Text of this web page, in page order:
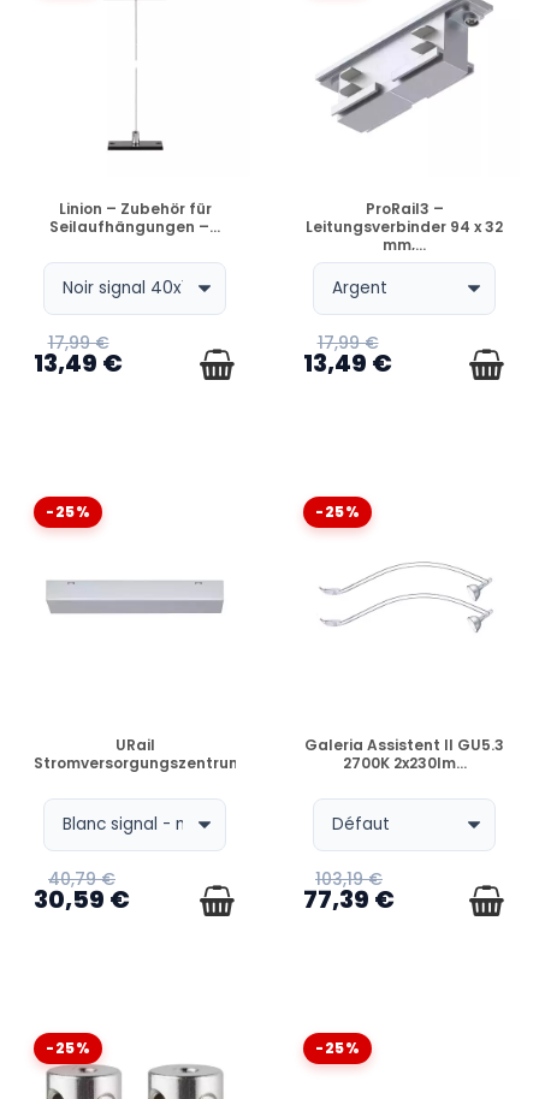
VERFÜGBAR
Linion – Zubehör für
Seilaufhängungen –...
17,99 €
13,49 €
VERFÜGBAR
ProRail3 –
Leitungsverbinder 94 x 32
mm,...
17,99 €
13,49 €
-25%
VERFÜGBAR
URail
Stromversorgungszentrum
40,79 €
30,59 €
-25%
VERFÜGBAR
Galeria Assistent II GU5.3
2700K 2x230lm...
103,19 €
77,39 €
-25% -25%